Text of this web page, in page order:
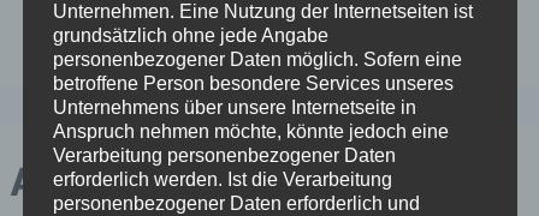
Aaros2
Unternehmen. Eine Nutzung der Internetseiten ist
grundsätzlich ohne jede Angabe
personenbezogener Daten möglich. Sofern eine
betroffene Person besondere Services unseres
Unternehmens über unsere Internetseite in
Anspruch nehmen möchte, könnte jedoch eine
Verarbeitung personenbezogener Daten
erforderlich werden. Ist die Verarbeitung
personenbezogener Daten erforderlich und